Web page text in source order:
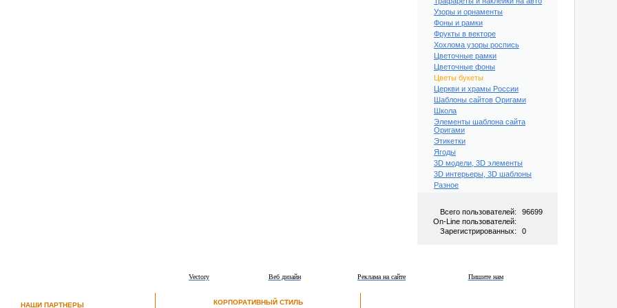
Узоры и орнаменты
Фоны и рамки
Фрукты в векторе
Хохлома узоры роспись
Цветочные рамки
Цветочные фоны
Цветы букеты
Церкви и храмы России
Шаблоны сайтов Оригами
Школа
Элементы шаблона сайта
Оригами
Этикетки
Ягоды
3D модели, 3D элементы
3D интерьеры, 3D шаблоны
Разное
Всего пользователей:
96699
On-Line пользователей:
Зарегистрированных:
0
Пишите нам
Реклама на сайте
Веб дизайн
Vectory
НАШИ ПАРТНЕРЫ КОРПОРАТИВНЫЙ СТИЛЬ